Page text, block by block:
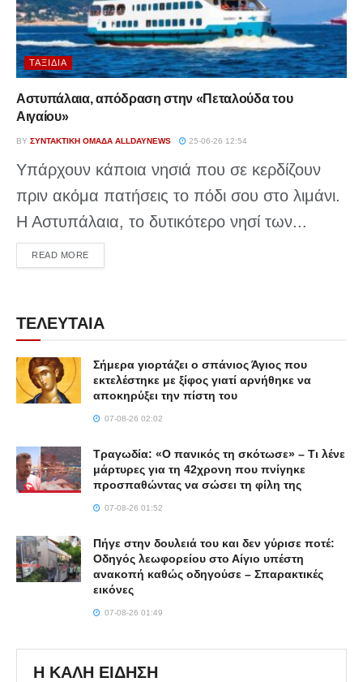
ΤΑΞΊΔΙΑ
Αστυπάλαια, απόδραση στην «Πεταλούδα του
Αιγαίου»
BY ΣΥΝΤΑΚΤΙΚΉ ΟΜΆΔΑ ALLDAYNEWS 25-06-26 12:54
Υπάρχουν κάποια νησιά που σε κερδίζουν
πριν ακόμα πατήσεις το πόδι σου στο λιμάνι.
Η Αστυπάλαια, το δυτικότερο νησί των...
READ MOREDETAILS
ΤΕΛΕΥΤΑΙΑ
Σήμερα γιορτάζει ο σπάνιος Άγιος που
εκτελέστηκε με ξίφος γιατί αρνήθηκε να
αποκηρύξει την πίστη του
07-08-26 02:02
Τραγωδία: «Ο πανικός τη σκότωσε» – Τι λένε
μάρτυρες για τη 42χρονη που πνίγηκε
προσπαθώντας να σώσει τη φίλη της
07-08-26 01:52
Πήγε στην δουλειά του και δεν γύρισε ποτέ:
Οδηγός λεωφορείου στο Αίγιο υπέστη
ανακοπή καθώς οδηγούσε – Σπαρακτικές
εικόνες
07-08-26 01:49
Η ΚΑΛΗ ΕΙΔΗΣΗ